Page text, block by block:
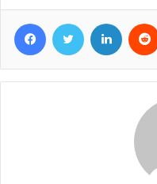
FacebookTwitter Linkedin